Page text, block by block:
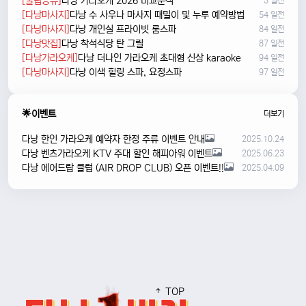
[다낭마사지]다낭 수 사우나 마사지 때밀이 및 누루 예약방법 54 일전
[다낭마사지]다낭 개인실 프라이빗 룸스파 84 일전
[다낭맛집]다낭 착석식당 탄 그릴 87 일전
[다낭가라오케]다낭 더나인 가라오케 초대형 신상 karaoke 94 일전
[다낭마사지]다낭 이색 힐링 스파, 요정스파 97 일전
🌟이벤트 더보기
다낭 한인 가라오케 예약자 한정 주류 이벤트 안내 2025.10.24
다낭 벤츠가라오케 KTV 주대 할인 해피아워 이벤트 2025.06.23
다낭 에어드랍 클럽 (AIR DROP CLUB) 오픈 이벤트!! 2025.04.09
TOP